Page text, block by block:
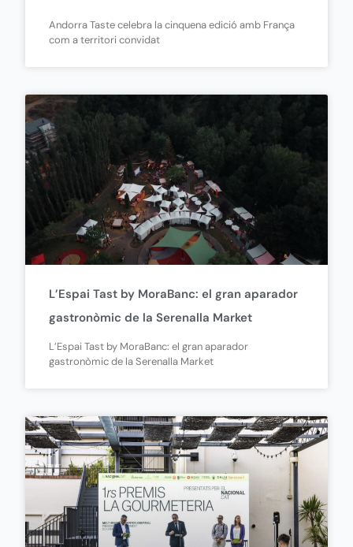
Andorra Taste celebra la cinquena edició amb França
com a territori convidat
L’Espai Tast by MoraBanc: el gran aparador
gastronòmic de la Serenalla Market
L’Espai Tast by MoraBanc: el gran aparador
gastronòmic de la Serenalla Market